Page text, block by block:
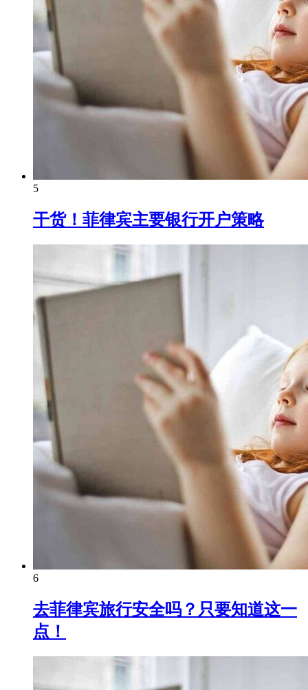
5
干货！菲律宾主要银行开户策略
6
去菲律宾旅行安全吗？只要知道这一
点！